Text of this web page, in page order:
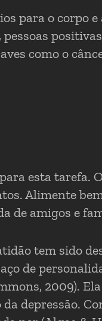
para o corpo
como o
esta tarefa.
Alimente
de amigos e
tem sido
de
2009).
depressão.